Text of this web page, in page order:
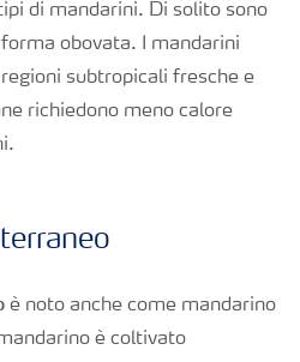
di mandarini. Di solito sono
obovata. I mandarini
subtropicali fresche e
richiedono meno calore
è noto anche come mandarino
è coltivato